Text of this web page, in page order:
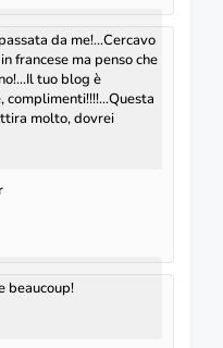
da me!...Cercavo
francese ma penso che
tuo blog è
molto, dovrei
beaucoup!